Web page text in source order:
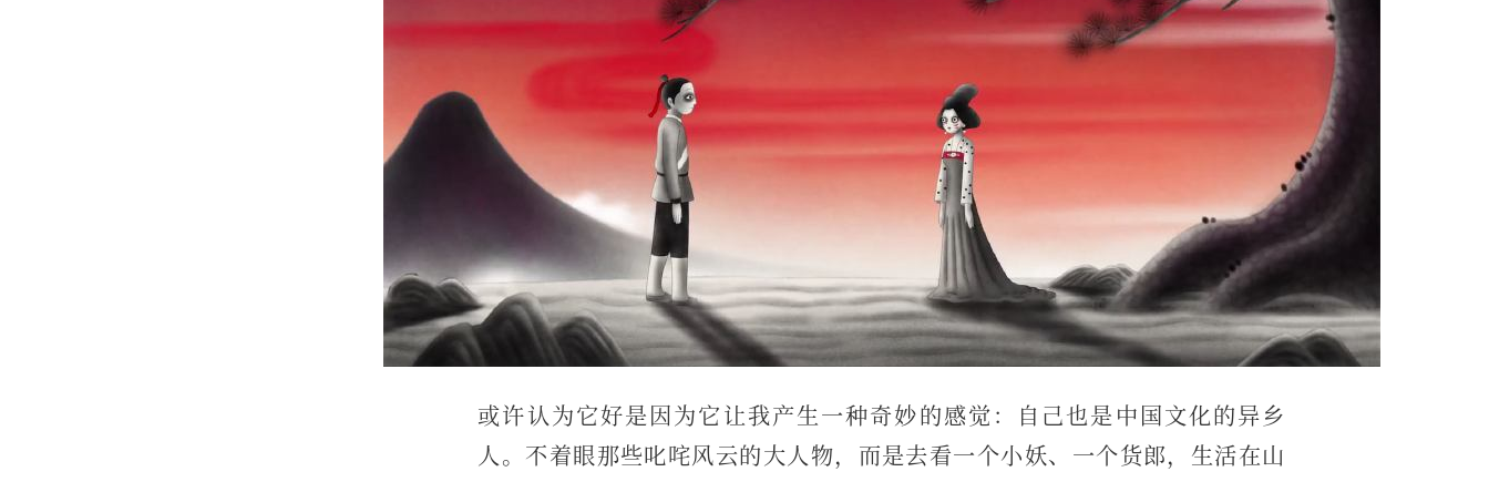
或许认为它好是因为它让我产生一种奇妙的感觉：自己也是中国文化的异乡
人。不着眼那些叱咤风云的大人物，而是去看一个小妖、一个货郎，生活在山